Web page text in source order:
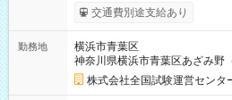
※勤務回数により昇給あり 【
り！】 希望される場合、勤務
例】 ・河合塾模擬試験 8:30～
×8時間＝日収10,400円＋交通
円の場合あり ・国家試験 7:00
円（役割手当＋100円）×6時間＝日
交通費別途支給あり
勤務地
横浜市青葉区
神奈川県横浜市青葉区あざみ野
株式会社全国試験運営センタ